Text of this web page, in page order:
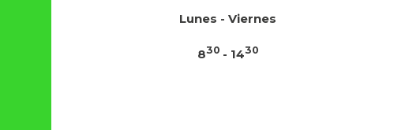
Lunes - Viernes
830 - 1430